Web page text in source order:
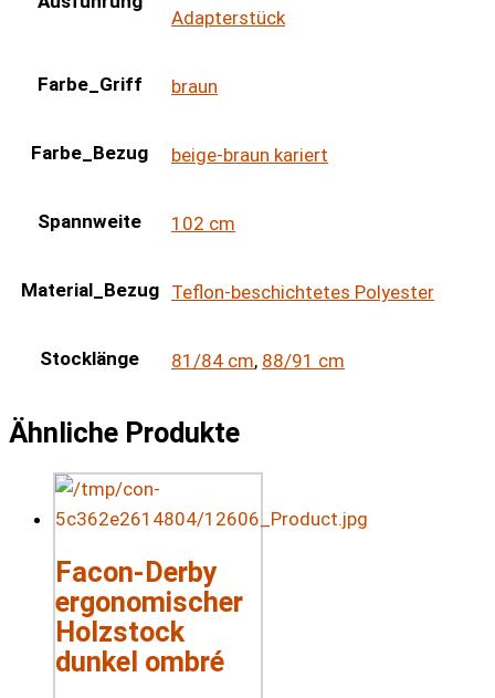
Adapterstück
Farbe_Griff braun
Farbe_Bezug beige-braun kariert
Spannweite 102 cm
Material_Bezug Teflon-beschichtetes Polyester
Stocklänge 81/84 cm, 88/91 cm
Ähnliche Produkte
Facon-Derby
ergonomischer
Holzstock
dunkel ombré